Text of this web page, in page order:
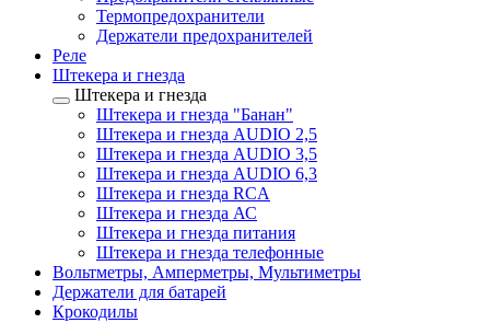
Термопредохранители
Держатели предохранителей
Реле
Штекера и гнезда
Штекера и гнезда
Штекера и гнезда "Банан"
Штекера и гнезда AUDIO 2,5
Штекера и гнезда AUDIO 3,5
Штекера и гнезда AUDIO 6,3
Штекера и гнезда RCA
Штекера и гнезда АС
Штекера и гнезда питания
Штекера и гнезда телефонные
Вольтметры, Амперметры, Мультиметры
Держатели для батарей
Крокодилы